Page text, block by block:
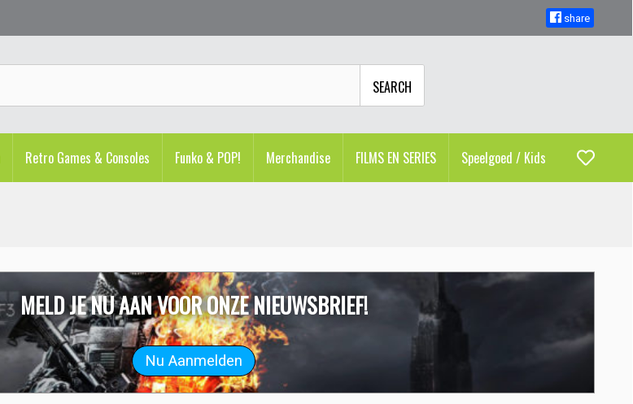
share
SEARCH
Retro Games & Consoles Funko & POP! Merchandise FILMS EN SERIES Speelgoed / Kids
MELD JE NU AAN VOOR ONZE NIEUWSBRIEF!